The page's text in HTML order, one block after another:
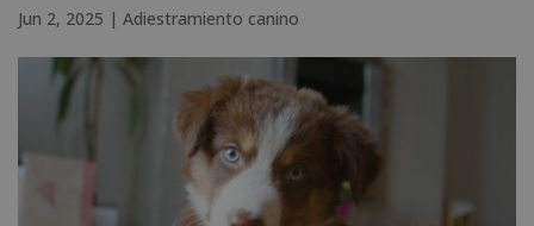
Jun 2, 2025 | Adiestramiento canino